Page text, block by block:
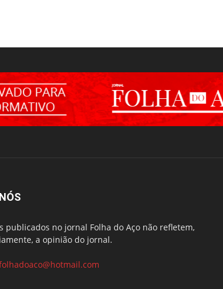
publicados no jornal Folha do Aço não refletem,
a opinião do jornal.